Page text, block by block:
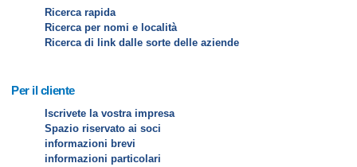
Altro paese
Ricerca rapida
Ricerca per nomi e località
Ricerca di link dalle sorte delle aziende
Per il cliente
Iscrivete la vostra impresa
Spazio riservato ai soci
informazioni brevi
informazioni particolari